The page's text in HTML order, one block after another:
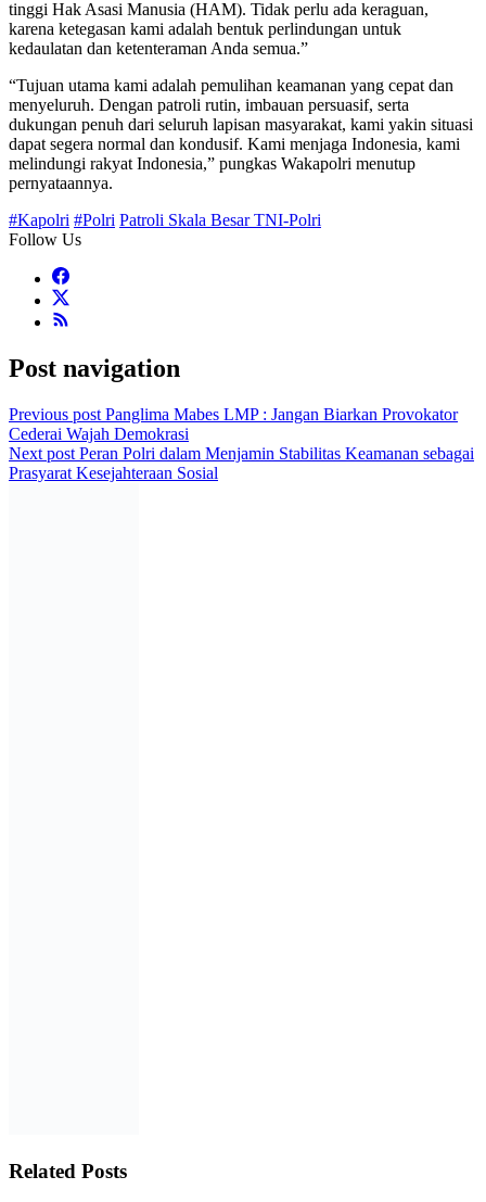
tinggi Hak Asasi Manusia (HAM). Tidak perlu ada keraguan,
karena ketegasan kami adalah bentuk perlindungan untuk
kedaulatan dan ketenteraman Anda semua.”
“Tujuan utama kami adalah pemulihan keamanan yang cepat dan
menyeluruh. Dengan patroli rutin, imbauan persuasif, serta
dukungan penuh dari seluruh lapisan masyarakat, kami yakin situasi
dapat segera normal dan kondusif. Kami menjaga Indonesia, kami
melindungi rakyat Indonesia,” pungkas Wakapolri menutup
pernyataannya.
#Kapolri #Polri Patroli Skala Besar TNI-Polri
Follow Us
Post navigation
Previous post Panglima Mabes LMP : Jangan Biarkan Provokator
Cederai Wajah Demokrasi
Next post Peran Polri dalam Menjamin Stabilitas Keamanan sebagai
Prasyarat Kesejahteraan Sosial
Related Posts